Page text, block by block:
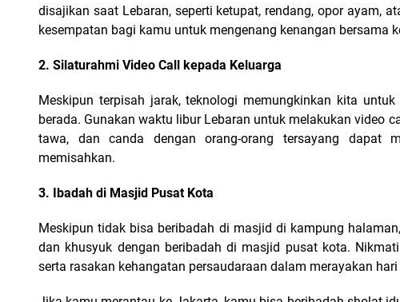
disajikan saat Lebaran, seperti ketupat, rendang, opor ayam,
kesempatan bagi kamu untuk mengenang kenangan bersama
2. Silaturahmi Video Call kepada Keluarga
Meskipun terpisah jarak, teknologi memungkinkan kita
berada. Gunakan waktu libur Lebaran untuk melakukan video
tawa, dan canda dengan orang-orang tersayang dapat
memisahkan.
3. Ibadah di Masjid Pusat Kota
Meskipun tidak bisa beribadah di masjid di kampung
dan khusyuk dengan beribadah di masjid pusat kota.
serta rasakan kehangatan persaudaraan dalam merayakan